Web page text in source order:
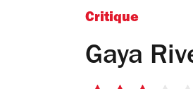
Critique
Gaya